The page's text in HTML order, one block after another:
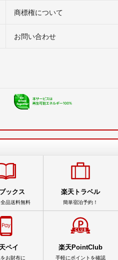
商標権について
お問い合わせ
ックス
品送料無料
楽天トラベル
簡単宿泊予約！
ペイ
お財布に
楽天PointClub
手軽にポイントを確認